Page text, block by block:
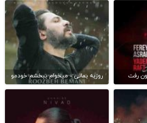
رفت روزبه بمانی - میخوام ببخشم خودمو